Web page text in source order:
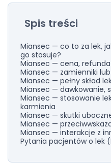
Spis treści
Miansec — co to za lek,
go stosuje?
Miansec — cena,
Miansec — zamienniki
Miansec — pełny skład
Miansec — dawkowanie,
Miansec — stosowanie
karmienia
Miansec — skutki
Miansec —
Miansec — interakcje z
Pytania pacjentów o lek